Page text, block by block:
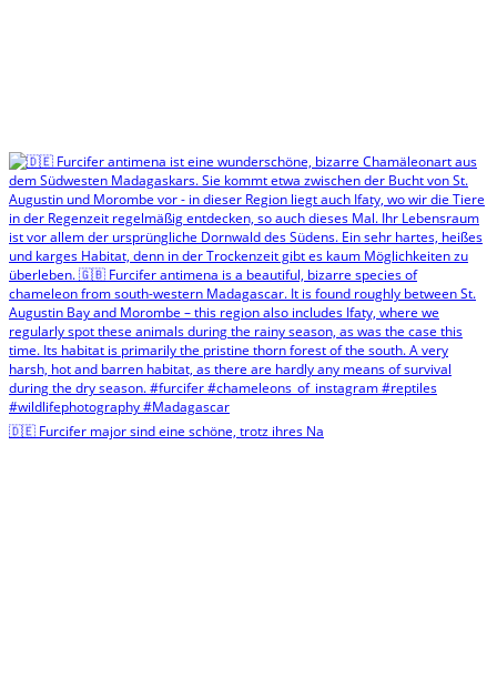
🇩🇪 Furcifer major sind eine schöne, trotz ihres Na